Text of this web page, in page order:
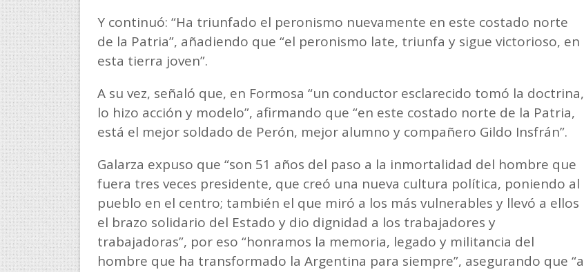
Y continuó: “Ha triunfado el peronismo nuevamente en este costado norte
de la Patria”, añadiendo que “el peronismo late, triunfa y sigue victorioso, en
esta tierra joven”.
A su vez, señaló que, en Formosa “un conductor esclarecido tomó la doctrina,
lo hizo acción y modelo”, afirmando que “en este costado norte de la Patria,
está el mejor soldado de Perón, mejor alumno y compañero Gildo Insfrán”.
Galarza expuso que “son 51 años del paso a la inmortalidad del hombre que
fuera tres veces presidente, que creó una nueva cultura política, poniendo al
pueblo en el centro; también el que miró a los más vulnerables y llevó a ellos
el brazo solidario del Estado y dio dignidad a los trabajadores y
trabajadoras”, por eso “honramos la memoria, legado y militancia del
hombre que ha transformado la Argentina para siempre”, asegurando que “a